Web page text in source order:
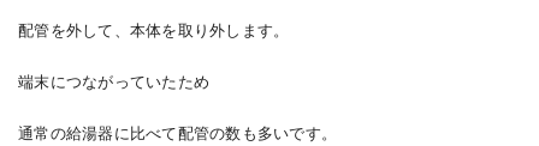
配管を外して、本体を取り外します。
端末につながっていたため
通常の給湯器に比べて配管の数も多いです。